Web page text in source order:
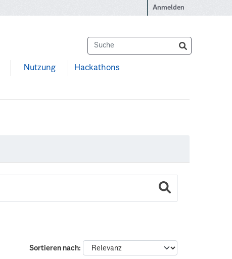
Anmelden
Nutzung Hackathons
Sortieren nach